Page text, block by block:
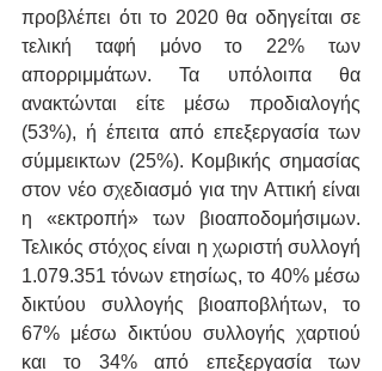
προβλέπει ότι το 2020 θα οδηγείται σε
τελική ταφή μόνο το 22% των
απορριμμάτων. Τα υπόλοιπα θα
ανακτώνται είτε μέσω προδιαλογής
(53%), ή έπειτα από επεξεργασία των
σύμμεικτων (25%). Κομβικής σημασίας
στον νέο σχεδιασμό για την Αττική είναι
η «εκτροπή» των βιοαποδομήσιμων.
Τελικός στόχος είναι η χωριστή συλλογή
1.079.351 τόνων ετησίως, το 40% μέσω
δικτύου συλλογής βιοαποβλήτων, το
67% μέσω δικτύου συλλογής χαρτιού
και το 34% από επεξεργασία των